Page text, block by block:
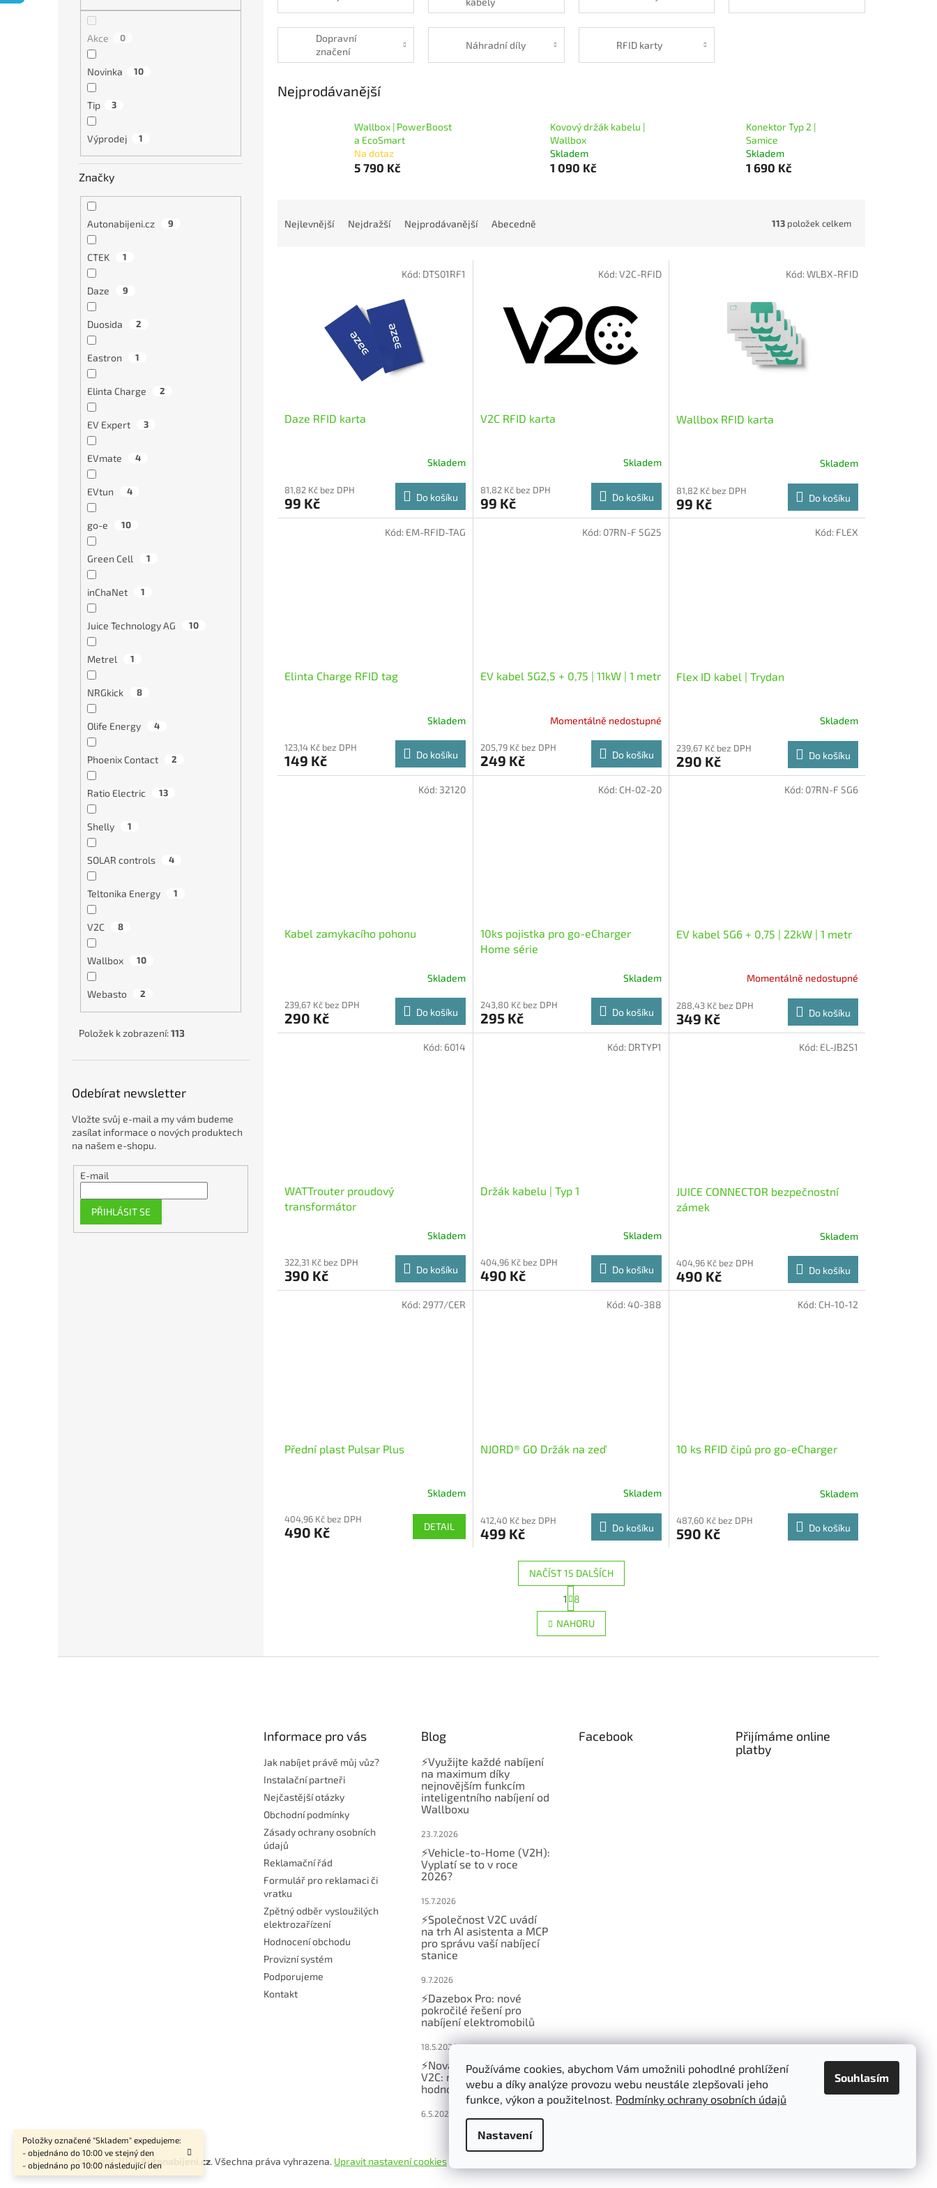
Používáme cookies, abychom Vám umožnili pohodlné prohlížení
webu a díky analýze provozu webu neustále zlepšovali jeho
funkce, výkon a použitelnost. Podmínky ochrany osobních údajů
Nastavení
Souhlasím
Položky označené "Skladem" expedujeme:
- objednáno do 10:00 ve stejný den
- objednáno po 10:00 následující den
Akce 0
Novinka 10
Tip 3
Výprodej 1
Značky
Autonabijeni.cz 9
CTEK 1
Daze 9
Duosida 2
Eastron 1
Elinta Charge 2
EV Expert 3
EVmate 4
EVtun 4
go-e 10
Green Cell 1
inChaNet 1
Juice Technology AG 10
Metrel 1
NRGkick 8
Olife Energy 4
Phoenix Contact 2
Ratio Electric 13
Shelly 1
SOLAR controls 4
Teltonika Energy 1
V2C 8
Wallbox 10
Webasto 2
Položek k zobrazení:113
Odebírat newsletter
Vložte svůj e-mail a my vám budeme
zasílat informace o nových produktech
na našem e-shopu.
E-mail
PŘIHLÁSIT SE
Dopravní
značení
Náhradní díly RFID karty
Nejprodávanější
Wallbox | PowerBoost
a EcoSmart
Na dotaz
5 790 Kč
Kovový držák kabelu |
Wallbox
Skladem
1 090 Kč
Konektor Typ 2 |
Samice
Skladem
1 690 Kč
Nejlevnější Nejdražší Nejprodávanější Abecedně 113 položek celkem
Daze RFID karta
Skladem
81,82 Kč bez DPH
99 Kč Do košíku
Kód: DTS01RF1
V2C RFID karta
Skladem
81,82 Kč bez DPH
99 Kč Do košíku
Kód:V2C-RFID
Wallbox RFID karta
produktu
je
5,0
Skladem
81,82 Kč bez DPH
99 Kč Do košíku
Kód:WLBX-RFID
Elinta Charge RFID tag
Skladem
123,14 Kč bez DPH
149 Kč Do košíku
Kód: EM-RFID-TAG
EV kabel 5G2,5 + 0,75 | 11kW | 1 metr
Momentálně nedostupné
205,79 Kč bez DPH
249 Kč Do košíku
Kód: 07RN-F 5G25
Flex ID kabel | Trydan
Skladem
239,67 Kč bez DPH
290 Kč Do košíku
Kód: FLEX
Kabel zamykacího pohonu
Skladem
239,67 Kč bez DPH
290 Kč Do košíku
Kód: 32120
10ks pojistka pro go-eCharger
Home série
Skladem
243,80 Kč bez DPH
295 Kč Do košíku
Kód: CH-02-20
EV kabel 5G6 + 0,75 | 22kW | 1 metr
Momentálně nedostupné
288,43 Kč bez DPH
349 Kč Do košíku
Kód: 07RN-F 5G6
WATTrouter proudový
transformátor
Skladem
322,31 Kč bez DPH
390 Kč Do košíku
Kód: 6014
Držák kabelu | Typ 1
Skladem
404,96 Kč bez DPH
490 Kč Do košíku
Kód: DRTYP1
JUICE CONNECTOR bezpečnostní
zámek
Skladem
404,96 Kč bez DPH
490 Kč Do košíku
Kód: EL-JB2S1
Přední plast Pulsar Plus
Skladem
404,96 Kč bez DPH
490 Kč DETAIL
Kód: 2977/CER
NJORD® GO Držák na zeď
Skladem
412,40 Kč bez DPH
499 Kč Do košíku
Kód:40-388
10 ks RFID čipů pro go-eCharger
produktu
je
Skladem
487,60 Kč bez DPH
590 Kč Do košíku
Kód: CH-10-12
O
v
l
d
NAČÍST 15 DALŠÍCH
t
r
á
n
1 8
NAHORU
Informace pro vás
Jak nabíjet právě můj vůz?
Instalační partneři
Nejčastější otázky
Obchodní podmínky
Zásady ochrany osobních
údajů
Reklamační řád
Formulář pro reklamaci či
vratku
Zpětný odběr vysloužilých
elektrozařízení
Hodnocení obchodu
Provizní systém
Podporujeme
Kontakt
Blog
⚡Využijte každé nabíjení
na maximum díky
nejnovějším funkcím
inteligentního nabíjení od
Wallboxu
23.7.2026
⚡Vehicle-to-Home (V2H):
Vyplatí se to v roce
2026?
15.7.2026
⚡Společnost V2C uvádí
na trh AI asistenta a MCP
pro správu vaší nabíjecí
stanice
9.7.2026
⚡Dazebox Pro: nové
pokročilé řešení pro
nabíjení elektromobilů
18.5.2026
⚡Nová funkce v aplikaci
V2C: nabíjení na cílovou
hodnotu energie
6.5.2026
Facebook
Přijímáme online
platby
Copyright 2026 Autonabijeni.cz. Všechna práva vyhrazena. Upravit nastavení cookies